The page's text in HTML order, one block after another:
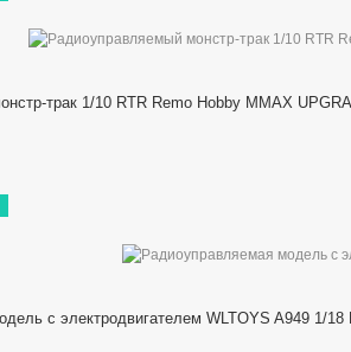
трак 1/10 RTR Remo Hobby MMAX
с электродвигателем WLTOYS A949 1/